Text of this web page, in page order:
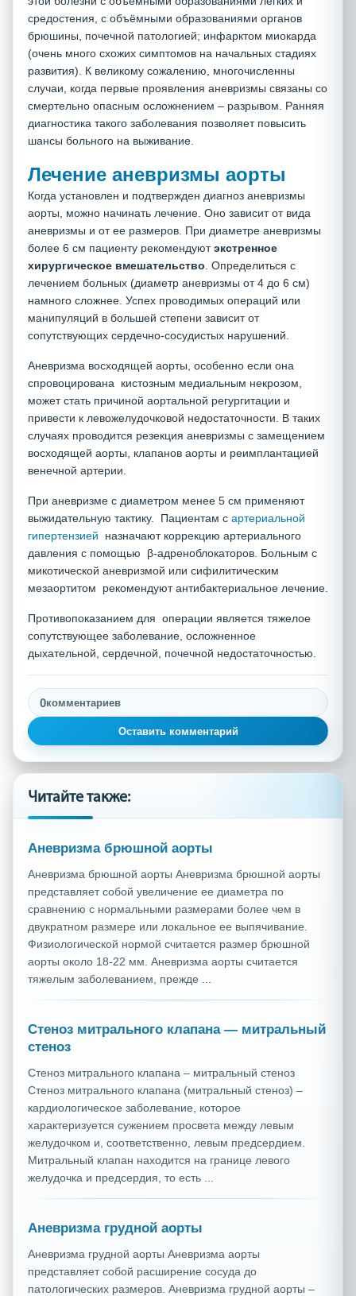
средостения, с объёмными образованиями органов
брюшины, почечной патологией; инфарктом миокарда
(очень много схожих симптомов на начальных стадиях
развития). К великому сожалению, многочисленны
случаи, когда первые проявления аневризмы связаны со
смертельно опасным осложнением – разрывом. Ранняя
диагностика такого заболевания позволяет повысить
шансы больного на выживание.
Лечение аневризмы аорты
Когда установлен и подтвержден диагноз аневризмы
аорты, можно начинать лечение. Оно зависит от вида
аневризмы и от ее размеров. При диаметре аневризмы
более 6 см пациенту рекомендуютэкстренное
хирургическое вмешательство . Определиться с
лечением больных (диаметр аневризмы от 4 до 6 см)
намного сложнее. Успех проводимых операций или
манипуляций в большей степени зависит от
сопутствующих сердечно-сосудистых нарушений.
Аневризма восходящей аорты, особенно если она
спровоцирована кистозным медиальным некрозом,
может стать причиной аортальной регургитации и
привести к левожелудочковой недостаточности. В таких
случаях проводится резекция аневризмы с замещением
восходящей аорты, клапанов аорты и реимплантацией
венечной артерии.
При аневризме с диаметром менее 5 см применяют
выжидательную тактику. Пациентам с артериальной
гипертензией назначают коррекцию артериального
давления с помощью β-адреноблокаторов. Больным с
микотической аневризмой или сифилитическим
мезаортитом рекомендуют антибактериальное лечение.
Противопоказанием для операции является тяжелое
сопутствующее заболевание, осложненное
дыхательной, сердечной, почечной недостаточностью.
0комментариев
Оставить комментарий
Читайте также:
Аневризма брюшной аорты
Аневризма брюшной аорты Аневризма брюшной аорты
представляет собой увеличение ее диаметра по
сравнению с нормальными размерами более чем в
двукратном размере или локальное ее выпячивание.
Физиологической нормой считается размер брюшной
аорты около 18-22 мм. Аневризма аорты считается
тяжелым заболеванием, прежде ...
Стеноз митрального клапана — митральный
стеноз
Стеноз митрального клапана – митральный стеноз
Стеноз митрального клапана (митральный стеноз) –
кардиологическое заболевание, которое
характеризуется сужением просвета между левым
желудочком и, соответственно, левым предсердием.
Митральный клапан находится на границе левого
желудочка и предсердия, то есть ...
Аневризма грудной аорты
Аневризма грудной аорты Аневризма аорты
представляет собой расширение сосуда до
патологических размеров. Аневризма грудной аорты –